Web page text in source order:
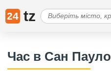
24 tz
Час в Сан Пауло